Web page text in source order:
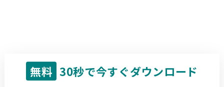
無料 30秒で今すぐダウンロード